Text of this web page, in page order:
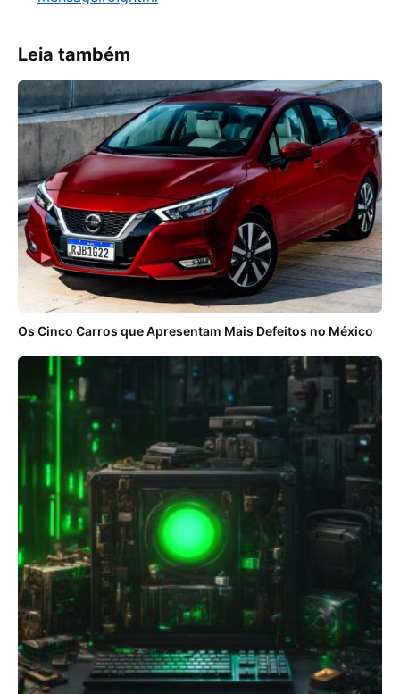
Leia também
Os Cinco Carros que Apresentam Mais Defeitos no México